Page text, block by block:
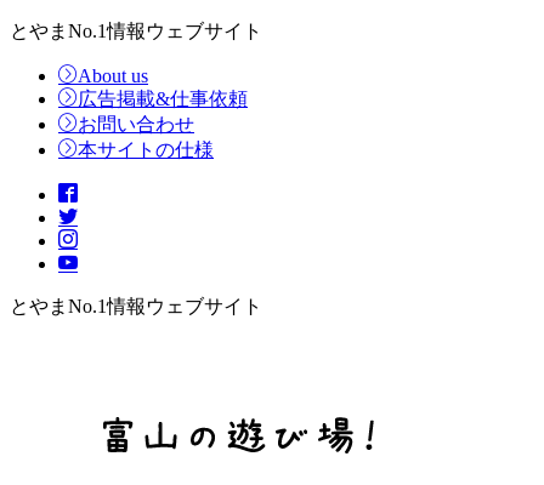
とやまNo.1情報ウェブサイト
About us
広告掲載&仕事依頼
お問い合わせ
本サイトの仕様
とやまNo.1情報ウェブサイト